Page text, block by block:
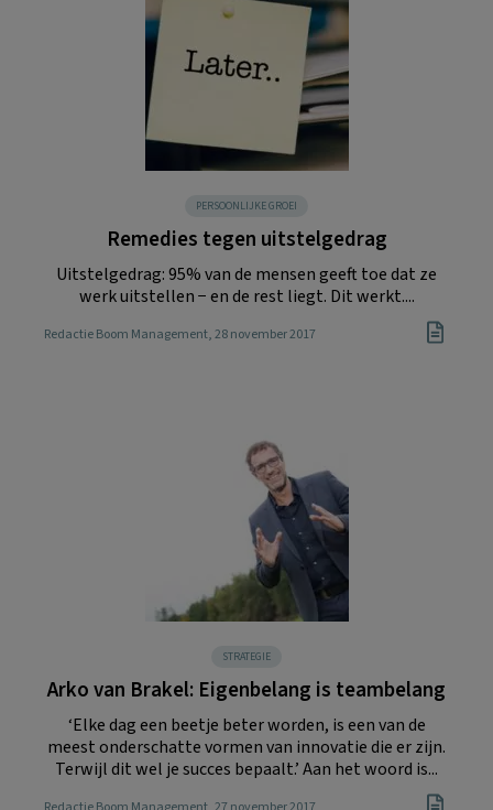
PERSOONLIJKE GROEI
Remedies tegen uitstelgedrag
Uitstelgedrag: 95% van de mensen geeft toe dat ze
werk uitstellen − en de rest liegt. Dit werkt....
Redactie Boom Management, 28 november 2017
STRATEGIE
Arko van Brakel: Eigenbelang is teambelang
‘Elke dag een beetje beter worden, is een van de
meest onderschatte vormen van innovatie die er zijn.
Terwijl dit wel je succes bepaalt.’ Aan het woord is...